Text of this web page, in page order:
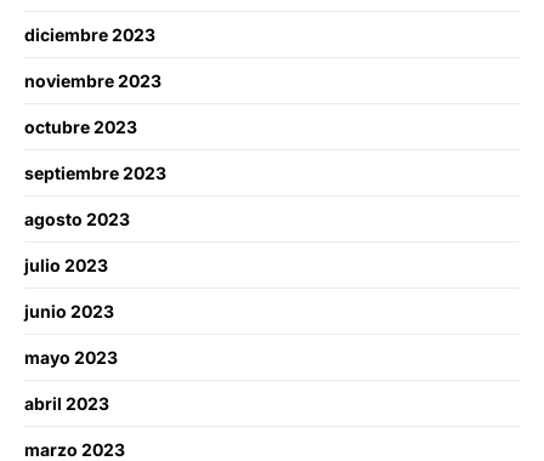
diciembre 2023
noviembre 2023
octubre 2023
septiembre 2023
agosto 2023
julio 2023
junio 2023
mayo 2023
abril 2023
marzo 2023